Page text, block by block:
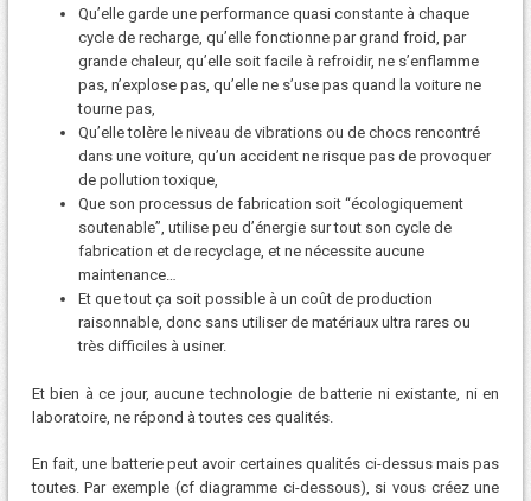
Qu’elle garde une performance quasi constante à chaque
cycle de recharge, qu’elle fonctionne par grand froid, par
grande chaleur, qu’elle soit facile à refroidir, ne s’enflamme
pas, n’explose pas, qu’elle ne s’use pas quand la voiture ne
tourne pas,
Qu’elle tolère le niveau de vibrations ou de chocs rencontré
dans une voiture, qu’un accident ne risque pas de provoquer
de pollution toxique,
Que son processus de fabrication soit “écologiquement
soutenable”, utilise peu d’énergie sur tout son cycle de
fabrication et de recyclage, et ne nécessite aucune
maintenance…
Et que tout ça soit possible à un coût de production
raisonnable, donc sans utiliser de matériaux ultra rares ou
très difficiles à usiner.
Et bien à ce jour, aucune technologie de batterie ni existante, ni en
laboratoire, ne répond à toutes ces qualités.
En fait, une batterie peut avoir certaines qualités ci-dessus mais pas
toutes. Par exemple (cf diagramme ci-dessous), si vous créez une